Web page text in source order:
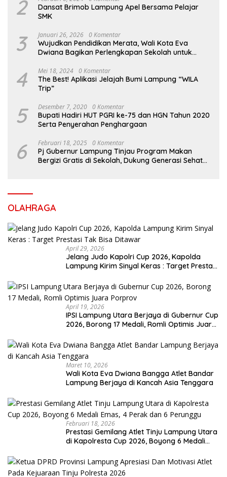
2
Dansat Brimob Lampung Apel Bersama Pelajar
SMK
3 Januari 26, 2026 0 Komentar
Wujudkan Pendidikan Merata, Wali Kota Eva
Dwiana Bagikan Perlengkapan Sekolah untuk
4 Mei 18, 2024 0 Komentar
The Best! Aplikasi Jelajah Bumi Lampung “WILA
Trip”
5 Desember 7, 2020 0 Komentar
Bupati Hadiri HUT PGRI ke-75 dan HGN Tahun 2020
Serta Penyerahan Penghargaan
6 Februari 18, 2025 0 Komentar
Pj Gubernur Lampung Tinjau Program Makan
Bergizi Gratis di Sekolah, Dukung Generasi Sehat
OLAHRAGA
April 29, 2026
Jelang Judo Kapolri Cup 2026, Kapolda
Lampung Kirim Sinyal Keras : Target Prestasi
April 19, 2026
IPSI Lampung Utara Berjaya di Gubernur Cup
2026, Borong 17 Medali, Romli Optimis Juara
Maret 10, 2026
Wali Kota Eva Dwiana Bangga Atlet Bandar
Lampung Berjaya di Kancah Asia Tenggara
Februari 18, 2026
Prestasi Gemilang Atlet Tinju Lampung Utara
di Kapolresta Cup 2026, Boyong 6 Medali